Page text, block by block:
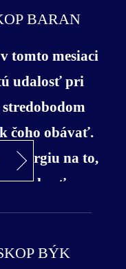
BARAN
tomto mesiaci
udalosť pri
čoho obávať.
energiu na to,
s ľahkosťou a
ktorú ste už
aj vo
BÝK